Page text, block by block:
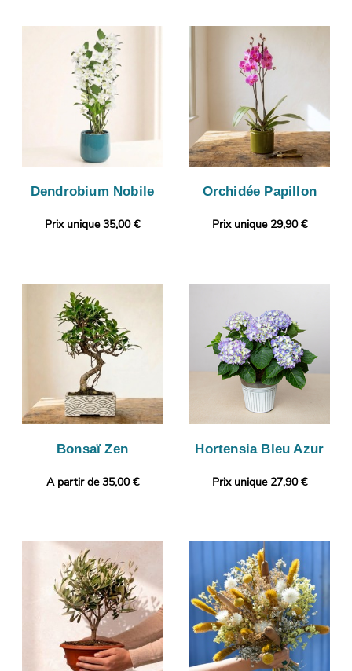
Dendrobium Nobile
Prix unique 35,00 €
Orchidée Papillon
Prix unique 29,90 €
Bonsaï Zen
A partir de 35,00 €
Hortensia Bleu Azur
Prix unique 27,90 €